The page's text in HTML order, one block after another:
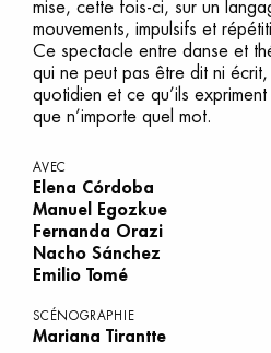
mise, cette fois-ci, sur un
mouvements, impulsifs et
Ce spectacle entre danse et
qui ne peut pas être dit ni
quotidien et ce qu’ils
que n’importe quel mot.
AVEC
Elena Córdoba
Manuel Egozkue
Fernanda Orazi
Nacho Sánchez
Emilio Tomé
SCÉNOGRAPHIE
Mariana Tirantte